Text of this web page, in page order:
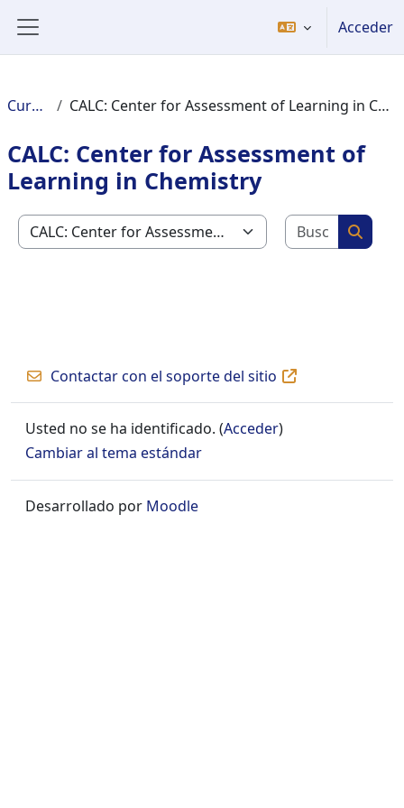
Acceder
Cursos CALC: Center for Assessment of Learning in Chemistry
CALC: Center for Assessment of
Learning in Chemistry
Categorías
Buscar
Contactar con el soporte del sitio
Usted no se ha identificado. (Acceder)
Cambiar al tema estándar
Desarrollado por Moodle